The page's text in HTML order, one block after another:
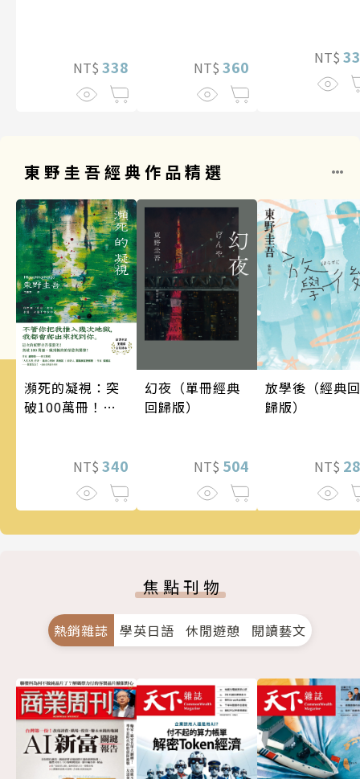
NT$ 338 NT$ 360 NT$
東野圭吾經典作品精選
瀕死的凝視：突
破100萬冊！這
的情慾與驚悚！
NT$ 340
幻夜（單冊經典
回歸版）
NT$ 504
放學後（經典回
歸版）
NT$
焦點刊物
熱銷雜誌 學英日語 休閒遊憩 閱讀藝文